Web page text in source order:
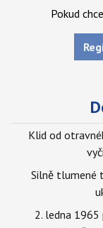
Pokud
Klid od
Silně tlumené
2. ledna 1965